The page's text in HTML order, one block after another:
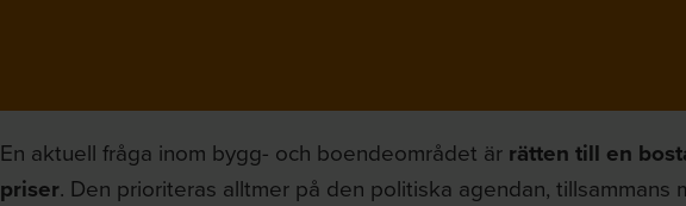
En aktuell fråga inom bygg- och boendeområdet är rätten till en
priser. Den prioriteras alltmer på den politiska agendan, tillsammans